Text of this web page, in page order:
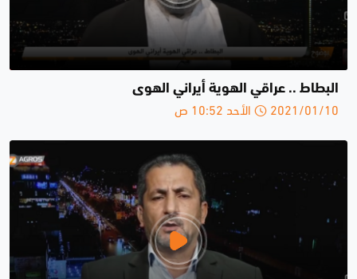
البطاط .. عراقي الهوية أيراني الهوى
2021/01/10 الأحد 10:52 ص